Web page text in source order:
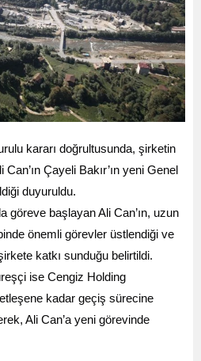
kararı doğrultusunda, şirketin
Çayeli Bakır’ın yeni Genel
duyuruldu.
göreve başlayan Ali Can’ın, uzun
önemli görevler üstlendiği ve
katkı sunduğu belirtildi.
ise Cengiz Holding
kadar geçiş sürecine
Ali Can’a yeni görevinde